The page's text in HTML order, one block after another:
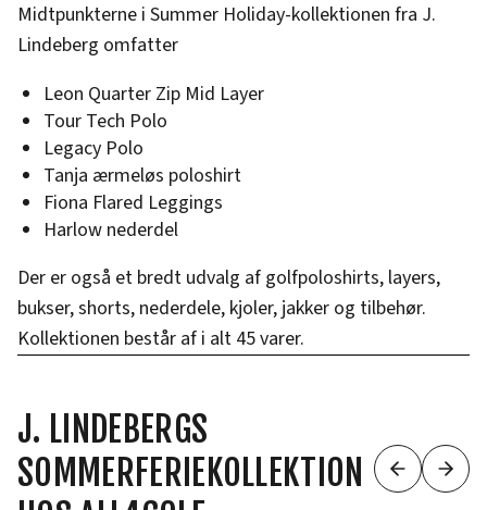
Midtpunkterne i Summer Holiday-kollektionen fra J.
Lindeberg omfatter
Leon Quarter Zip Mid Layer
Tour Tech Polo
Legacy Polo
Tanja ærmeløs poloshirt
Fiona Flared Leggings
Harlow nederdel
Der er også et bredt udvalg af golfpoloshirts, layers,
bukser, shorts, nederdele, kjoler, jakker og tilbehør.
Kollektionen består af i alt 45 varer.
J. LINDEBERGS
SOMMERFERIEKOLLEKTION